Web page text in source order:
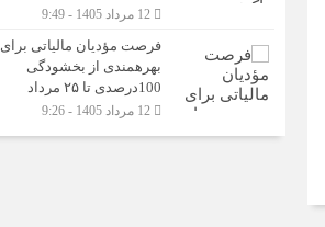
فرصت مؤدیان مالیاتی برای
بهره‎مندی از بخشودگی
100درصدی تا ۲۵ مرداد